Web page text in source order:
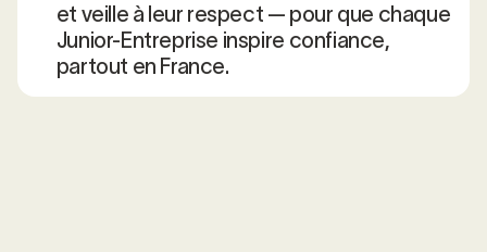
et veille à leur respect — pour que chaque
Junior-Entreprise inspire confiance,
partout en France.